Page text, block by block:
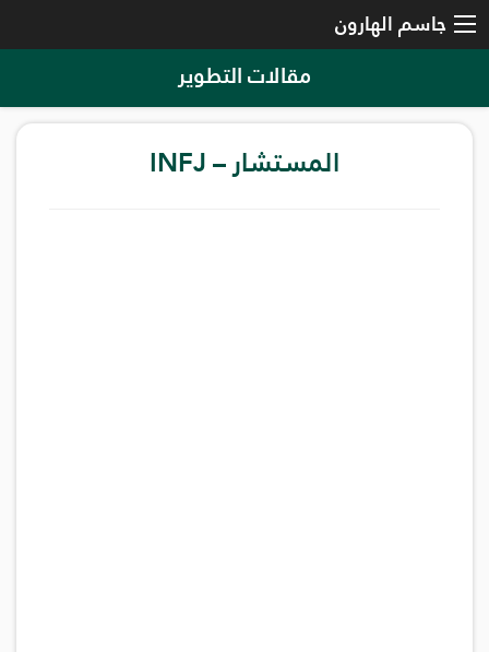
جاسم الهارون
مقالات التطوير
المستشار – INFJ